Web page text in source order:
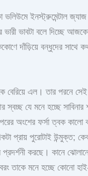
ইনস্ট্রুমেন্টাল জ্যাজ
ভাবটা বলে দিচ্ছে
দাঁড়িয়ে বন্ধুদের সাথে
বেরিয়ে এল। তার পরনে
স্বচ্ছ যে মনে হচ্ছে
অংশের ফর্সা ত্বক কালো
প্রায় পুরোটাই উন্মুক্ত;
প্রদর্শনী করছে। কানে
তাকে মনে হচ্ছে কোনো